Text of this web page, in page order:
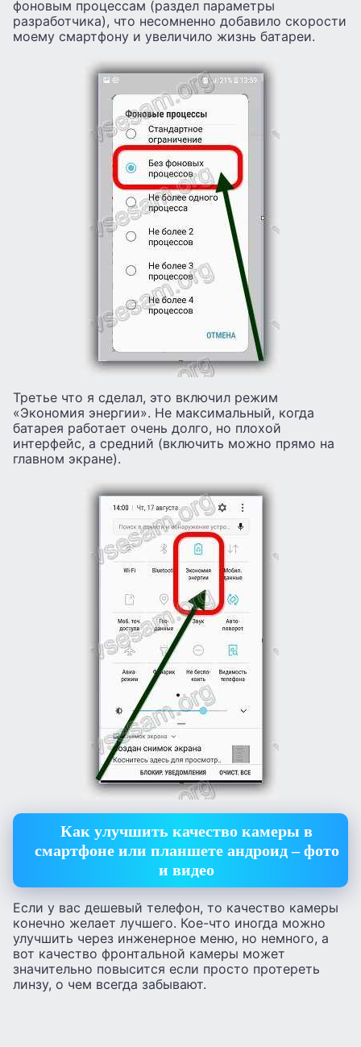
фоновым процессам (раздел параметры
разработчика), что несомненно добавило скорости
моему смартфону и увеличило жизнь батареи.
Третье что я сделал, это включил режим
«Экономия энергии». Не максимальный, когда
батарея работает очень долго, но плохой
интерфейс, а средний (включить можно прямо на
главном экране).
Как улучшить качество камеры в
смартфоне или планшете андроид – фото
и видео
Если у вас дешевый телефон, то качество камеры
конечно желает лучшего. Кое-что иногда можно
улучшить через инженерное меню, но немного, а
вот качество фронтальной камеры может
значительно повысится если просто протереть
линзу, о чем всегда забывают.